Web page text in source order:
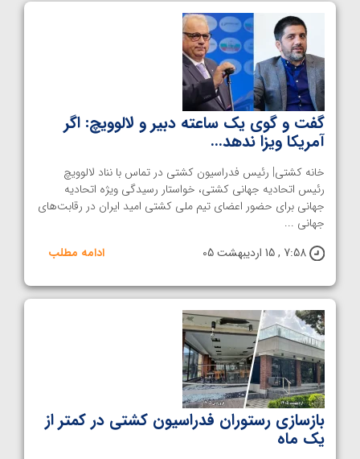
گفت و گوی یک ساعته دبیر و لالوویچ: اگر
آمریکا ویزا ندهد…
خانه کشتی| رئیس فدراسیون کشتی در تماس با نناد لالوویچ
رئیس اتحادیه جهانی کشتی، خواستار رسیدگی ویژه اتحادیه
جهانی برای حضور اعضای تیم ملی کشتی امید ایران در رقابت‌های
جهانی ...
7:58 , 15 اردیبهشت 05
ادامه مطلب
بازسازی رستوران فدراسیون کشتی در کمتر از
یک ماه